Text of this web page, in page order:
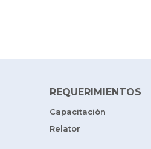
REQUERIMIENTOS
Capacitación
Relator